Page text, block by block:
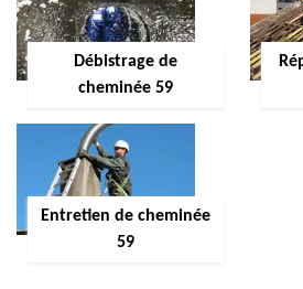
Débistrage de
cheminée 59
Entretien de cheminée
59